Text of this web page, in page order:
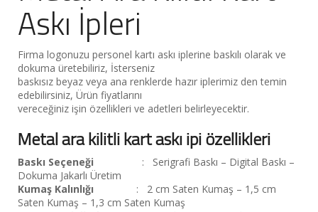
Askı İpleri
Firma logonuzu personel kartı askı iplerine baskılı olarak ve
dokuma üretebiliriz, İsterseniz
baskısız beyaz veya ana renklerde hazır iplerimiz den temin
edebilirsiniz, Ürün fiyatlarını
vereceğiniz işin özellikleri ve adetleri belirleyecektir.
Metal ara kilitli kart askı ipi özellikleri
Baskı Seçeneği : Serigrafi Baskı – Digital Baskı –
Dokuma Jakarlı Üretim
Kumaş Kalınlığı
: 2 cm Saten Kumaş – 1,5 cm
Saten Kumaş – 1,3 cm Saten Kumaş